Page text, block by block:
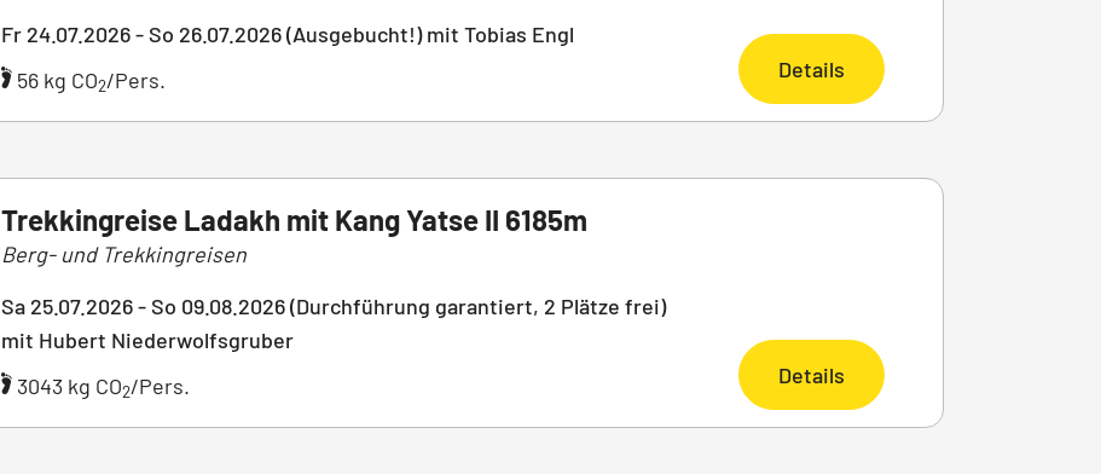
Fr 24.07.2026 - So 26.07.2026 (Ausgebucht!) mit Tobias Engl
56 kg CO2/Pers. Details
Trekkingreise Ladakh mit Kang Yatse II 6185m
Berg- und Trekkingreisen
Sa 25.07.2026 - So 09.08.2026 (Durchführung garantiert, 2 Plätze frei)
mit Hubert Niederwolfsgruber
3043 kg CO2/Pers. Details